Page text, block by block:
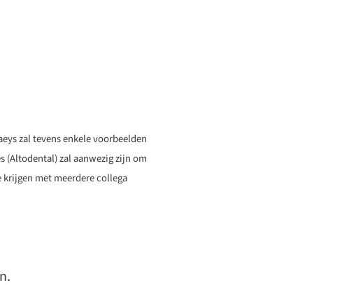
zal tevens enkele voorbeelden
(Altodental) zal aanwezig zijn om
met meerdere collega